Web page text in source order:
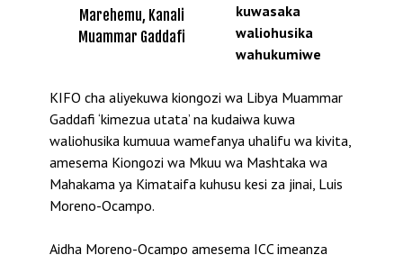
Marehemu, Kanali
Muammar Gaddafi
kuwasaka
waliohusika
wahukumiwe
KIFO cha aliyekuwa kiongozi wa Libya Muammar
Gaddafi ‘kimezua utata’ na kudaiwa kuwa
waliohusika kumuua wamefanya uhalifu wa kivita,
amesema Kiongozi wa Mkuu wa Mashtaka wa
Mahakama ya Kimataifa kuhusu kesi za jinai, Luis
Moreno-Ocampo.
Aidha Moreno-Ocampo amesema ICC imeanza